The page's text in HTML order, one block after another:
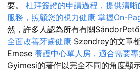
要。 杜拜簽證的申請過程，提供清晰
服務，照顧您的視力健康 掌握On-
然，許多人認為所有有關
全面改善牙齒健康 Szendrey的文章
Emese 養護中心單人房，適合需要
Gyimesi的著作以完全不同的角度顯